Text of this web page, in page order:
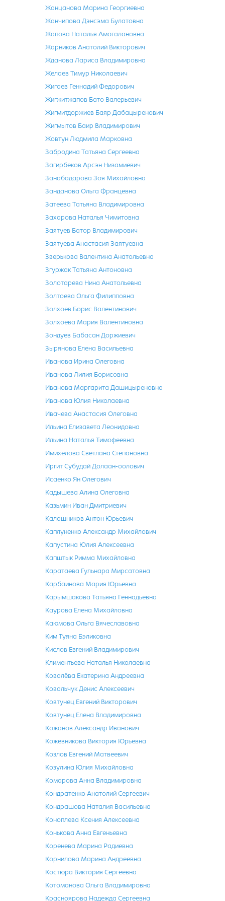
Жанцанова Марина Георгиевна
Жанчипова Дэнсэма Булатовна
Жапова Наталья Амогалановна
Жарников Анатолий Викторович
Жданова Лариса Владимировна
Желаев Тимур Николаевич
Жигаев Геннадий Федорович
Жигжитжапов Бато Валерьевич
Жигмитдоржиев Баяр Дабацыренович
Жигмытов Баир Владимирович
Жовтун Людмила Марковна
Забродина Татьяна Сергеевна
Загирбеков Арсэн Низамиевич
Занабадарова Зоя Михайловна
Занданова Ольга Францевна
Затеева Татьяна Владимировна
Захарова Наталья Чимитовна
Заятуев Батор Владимирович
Заятуева Анастасия Заятуевна
Зверькова Валентина Анатольевна
Згуржак Татьяна Антоновна
Золотарева Нина Анатольевна
Золтоева Ольга Филипповна
Золхоев Борис Валентинович
Золхоева Мария Валентиновна
Зондуев Бабасан Доржиевич
Зырянова Елена Васильевна
Иванова Ирина Олеговна
Иванова Лилия Борисовна
Иванова Маргарита Дашицыреновна
Иванова Юлия Николаевна
Ивачева Анастасия Олеговна
Ильина Елизавета Леонидовна
Ильина Наталья Тимофеевна
Имихелова Светлана Степановна
Иргит Субудай Долаан-оолович
Исаенко Ян Олегович
Кадышева Алина Олеговна
Казьмин Иван Дмитриевич
Калашников Антон Юрьевич
Каплуненко Александр Михайлович
Капустина Юлия Алексеевна
Капштык Римма Михайловна
Каратаева Гульнара Мирсатовна
Карбаинова Мария Юрьевна
Карымшакова Татьяна Геннадьевна
Каурова Елена Михайловна
Каюмова Ольга Вячеславовна
Ким Туяна Бэликовна
Кислов Евгений Владимирович
Климентьева Наталья Николаевна
Ковалёва Екатерина Андреевна
Ковальчук Денис Алексеевич
Ковтунец Евгений Викторович
Ковтунец Елена Владимировна
Кожанов Александр Иванович
Кожевникова Виктория Юрьевна
Козлов Евгений Матвеевич
Козулина Юлия Михайловна
Комарова Анна Владимировна
Кондратенко Анатолий Сергеевич
Кондрашова Наталия Васильевна
Коноплева Ксения Алексеевна
Конькова Анна Евгеньевна
Коренева Марина Радиевна
Корнилова Марина Андреевна
Костюра Виктория Сергеевна
Котоманова Ольга Владимировна
Красноярова Надежда Сергеевна